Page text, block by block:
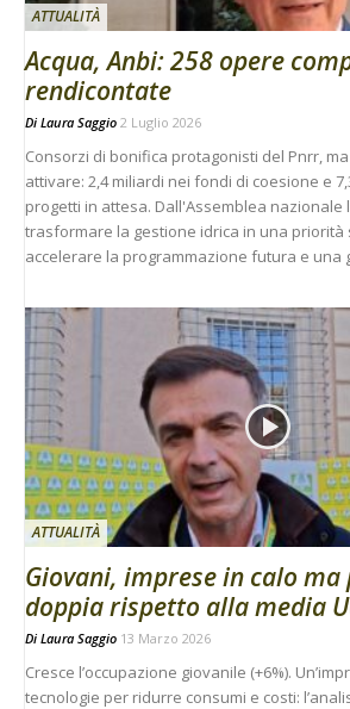
ATTUALITÀ
Acqua, Anbi: 258 opere
rendicontate
Di Laura Saggio 2 Luglio 2026
Consorzi di bonifica protagonisti del Pnrr,
attivare: 2,4 miliardi nei fondi di coesione e
progetti in attesa. Dall'Assemblea nazionale
trasformare la gestione idrica in una priorità
accelerare la programmazione futura e una
ATTUALITÀ
Giovani, imprese in calo
doppia rispetto alla media
Di Laura Saggio 13 Marzo 2026
Cresce l’occupazione giovanile (+6%).
tecnologie per ridurre consumi e costi: